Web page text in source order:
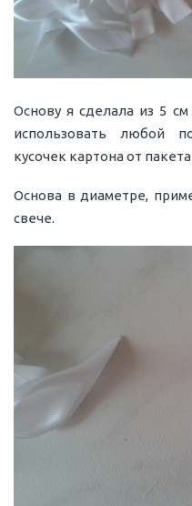
Основу я сделала из 5
использовать любой
кусочек картона от
Основа в диаметре,
свече.